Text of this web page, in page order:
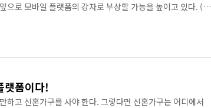
으로 모바일 플랫폼의 강자로 부상할 가능을 높이고 있다. (관
들의 러시가 있을 것으로 전망된다. 기업들은 될 것 같다 싶
의 수익모델 부재에 대해 많은 분들이 우려의 목소리를
랫폼이다!
하고 신혼가구를 사야 한다. 그렇다면 신혼가구는 어디에서